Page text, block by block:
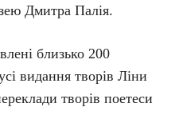
Дмитра Палія.
близько 200
видання творів Ліни
творів поетеси